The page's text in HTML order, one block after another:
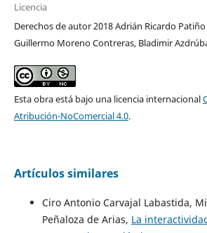
Licencia
Derechos de autor 2018 Adrián Ricardo
Guillermo Moreno Contreras, Bladimir
Esta obra está bajo una licencia internacional
Atribución-NoComercial 4.0.
Artículos similares
Ciro Antonio Carvajal Labastida,
Peñaloza de Arias, La